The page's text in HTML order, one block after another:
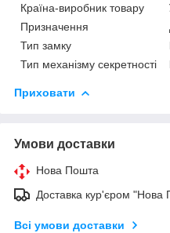
Країна-виробник товару
Призначення
Тип замку
Тип механізму секретності
Приховати
Умови доставки
Нова Пошта
Доставка кур'єром "Нова
Всі умови доставки